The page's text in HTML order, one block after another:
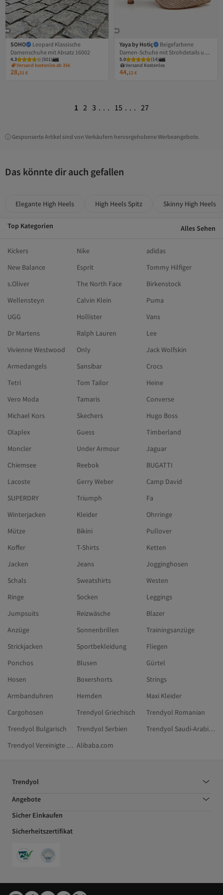
SOHO
Leopard Klassische
Damenschuhe mit Absatz 16002
4.3 (501)
Versand kostenlos ab 35€
28,51€
Yaya by Hotiç
Beigefarbene
Damen-Schuhe mit Strohdetails und
offenem Absatz
5.0 (14)
Versand Kostenlos
Gratis Versand
Versand Kostenlos
44,12€
1 2 3 ... 15 ... 27
Gesponserte Artikel sind von Verkäufern hervorgehobene Werbeangebote.
Das könnte dir auch gefallen
Elegante High Heels High Heels Spitz Skinny High Heels
Top Kategorien Alles Sehen
Kickers Nike
adidas
New Balance
Esprit
Tommy Hilfiger
s.Oliver
The North Face
Birkenstock
Wellensteyn
Calvin Klein
Puma
UGG
Hollister
Vans
Dr Martens
Ralph Lauren
Lee
Vivienne Westwood
Only
Jack Wolfskin
Armedangels
Sansibar
Crocs
Tetri
Tom Tailor
Heine
Vero Moda
Tamaris
Converse
Michael Kors
Skechers
Hugo Boss
Olaplex
Guess
Timberland
Moncler
Under Armour
Jaguar
Chiemsee
Reebok
BUGATTI
Lacoste
Gerry Weber
Camp David
SUPERDRY
Triumph
Fa
Winterjacken
Kleider
Ohrringe
Mütze
Bikini
Pullover
Koffer
T-Shirts
Ketten
Jacken
Jeans
Jogginghosen
Schals
Sweatshirts
Westen
Ringe
Socken
Leggings
Jumpsuits
Reizwäsche
Blazer
Anzüge
Sonnenbrillen
Trainingsanzüge
Strickjacken
Sportbekleidung
Fliegen
Ponchos
Blusen
Gürtel
Hosen
Boxershorts
Strings
Armbanduhren
Hemden
Maxi Kleider
Cargohosen
Trendyol Griechisch
Trendyol Romanian
Trendyol Bulgarisch
Trendyol Serbien
Trendyol Saudi-Arabien
Trendyol Vereinigte Arabische Emirate Alibaba.com
Trendyol
Angebote
Sicher Einkaufen
Sicherheitszertifikat